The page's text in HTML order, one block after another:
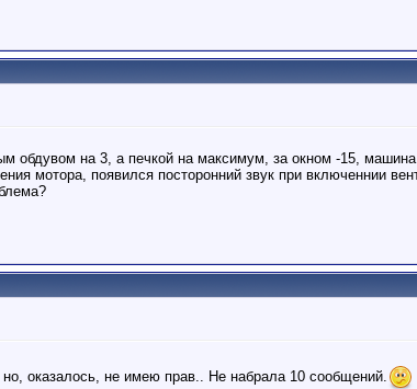
обдувом на 3, а печкой на максимум, за окном -15,
мотора, появился посторонний звук при включеннии
оказалось, не имею прав.. Не набрала 10 сообщений.